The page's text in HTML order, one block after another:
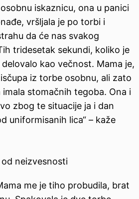
iskaznicu, ona u panici
vršljala je po torbi i
da će nas svakog
tridesetak sekundi, koliko je
kao večnost. Mama je,
iz torbe osobnu, ali zato
imala stomačnih tegoba. Ona i
zbog te situacije ja i dan
uniformisanih lica“ – kaže
neizvesnosti
me je tiho probudila, brat